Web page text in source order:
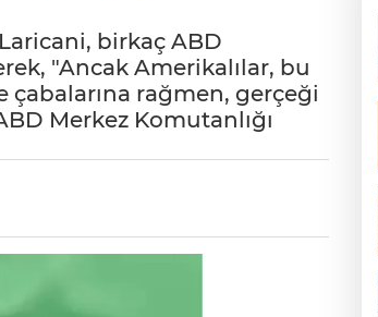
birkaç ABD
"Ancak Amerikalılar, bu
rağmen, gerçeği
Merkez Komutanlığı